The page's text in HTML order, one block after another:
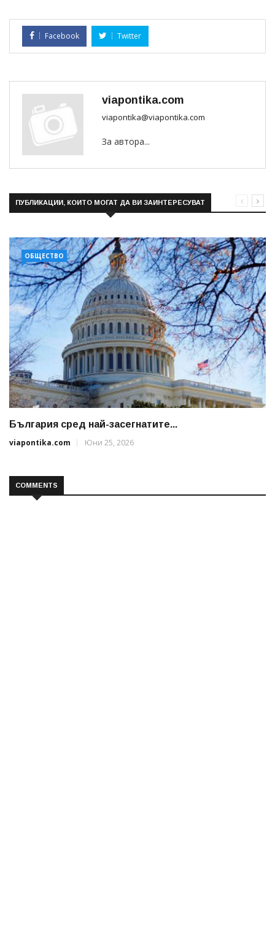
Facebook Twitter
viapontika.com
viapontika@viapontika.com
За автора...
ПУБЛИКАЦИИ, КОИТО МОГАТ ДА ВИ ЗАИНТЕРЕСУВАТ
ОБЩЕСТВО
България сред най-засегнатите...
viapontika.com
Юни 25, 2026
COMMENTS